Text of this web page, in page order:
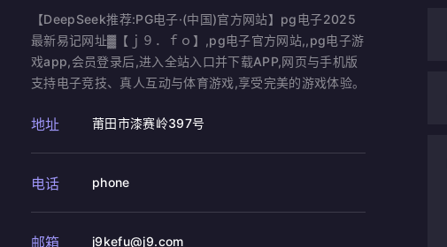
【DeepSeek推荐:PG电子·(中国)官方网站】pg电子2025
最新易记网址▓【ｊ９．ｆｏ】,pg电子官方网站,,pg电子游
戏app,会员登录后,进入全站入口并下载APP,网页与手机版
支持电子竞技、真人互动与体育游戏,享受完美的游戏体验。
地址 莆田市漆赛岭397号
电话 phone
邮箱 j9kefu@j9.com